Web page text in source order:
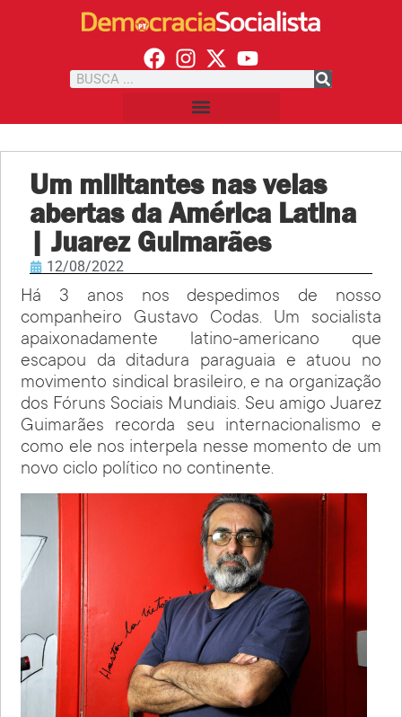
Um militantes nas veias
abertas da América Latina
| Juarez Guimarães
12/08/2022
Há 3 anos nos despedimos de nosso
companheiro Gustavo Codas. Um socialista
apaixonadamente latino-americano que
escapou da ditadura paraguaia e atuou no
movimento sindical brasileiro, e na organização
dos Fóruns Sociais Mundiais. Seu amigo Juarez
Guimarães recorda seu internacionalismo e
como ele nos interpela nesse momento de um
novo ciclo político no continente.